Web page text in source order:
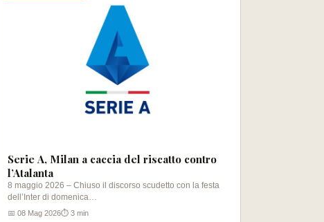
Serie A, Milan a caccia del riscatto contro
l’Atalanta
8 maggio 2026 – Chiuso il discorso scudetto con la festa
dell’Inter di domenica…
📅 08 Mag 2026⏱ 3 min